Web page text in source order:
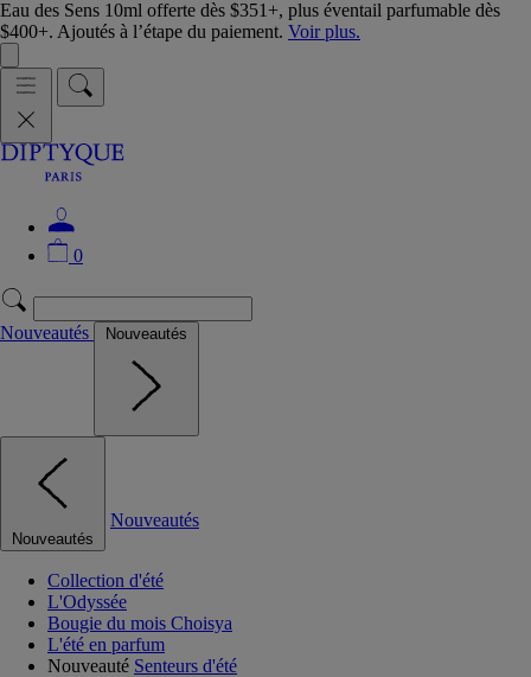
Eau des Sens 10ml offerte dès $351+, plus éventail parfumable dès
$400+. Ajoutés à l’étape du paiement. Voir plus.
0
Nouveautés Nouveautés
Nouveautés
Nouveautés
Collection d'été
L'Odyssée
Bougie du mois Choisya
L'été en parfum
Nouveauté Senteurs d'été